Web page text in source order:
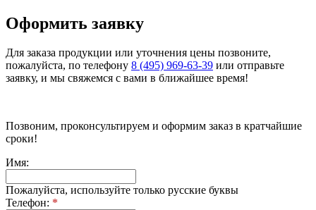
Оформить заявку
Для заказа продукции или уточнения цены позвоните,
пожалуйста, по телефону 8 (495) 969-63-39 или отправьте
заявку, и мы свяжемся с вами в ближайшее время!
Позвоним, проконсультируем и оформим заказ в кратчайшие
сроки!
Имя:
Пожалуйста, используйте только русские буквы
Телефон: *